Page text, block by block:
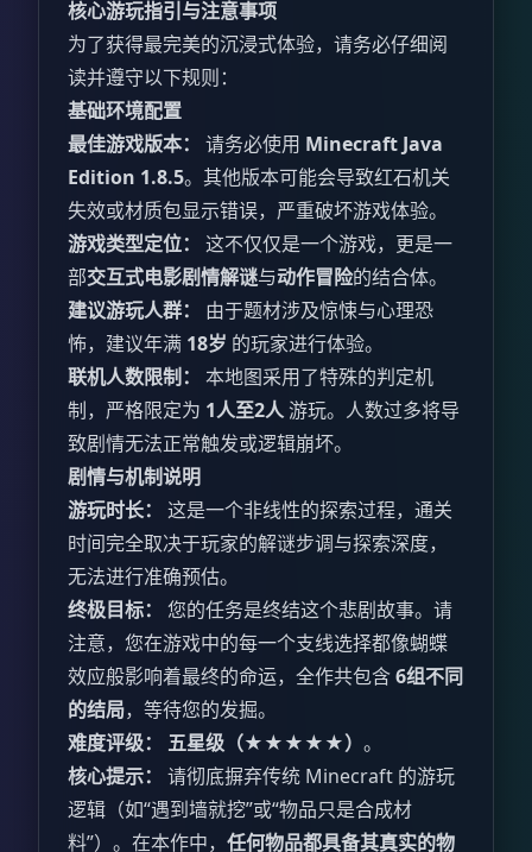
核心游玩指引与注意事项
为了获得最完美的沉浸式体验，请务必仔细阅
读并遵守以下规则：
基础环境配置
最佳游戏版本：
请务必使用 Minecraft Java
Edition 1.8.5。其他版本可能会导致红石机关
失效或材质包显示错误，严重破坏游戏体验。
游戏类型定位：
这不仅仅是一个游戏，更是一
部交互式电影剧情解谜与动作冒险的结合体。
建议游玩人群：
由于题材涉及惊悚与心理恐
怖，建议年满 18岁 的玩家进行体验。
联机人数限制：
本地图采用了特殊的判定机
制，严格限定为 1人至2人游玩。人数过多将导
致剧情无法正常触发或逻辑崩坏。
剧情与机制说明
游玩时长：
这是一个非线性的探索过程，通关
时间完全取决于玩家的解谜步调与探索深度，
无法进行准确预估。
终极目标：
您的任务是终结这个悲剧故事。请
注意，您在游戏中的每一个支线选择都像蝴蝶
效应般影响着最终的命运，全作共包含6组不同
的结局，等待您的发掘。
难度评级：
五星级（★★★★★） 。
核心提示：
请彻底摒弃传统 Minecraft 的游玩
逻辑（如“遇到墙就挖”或“物品只是合成材
料”）。在本作中， 任何物品都具备其真实的物